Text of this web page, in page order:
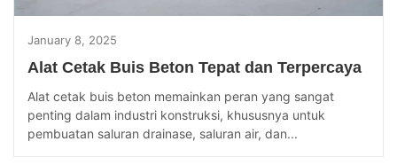
January 8, 2025
Alat Cetak Buis Beton Tepat dan Terpercaya
Alat cetak buis beton memainkan peran yang sangat
penting dalam industri konstruksi, khususnya untuk
pembuatan saluran drainase, saluran air, dan...